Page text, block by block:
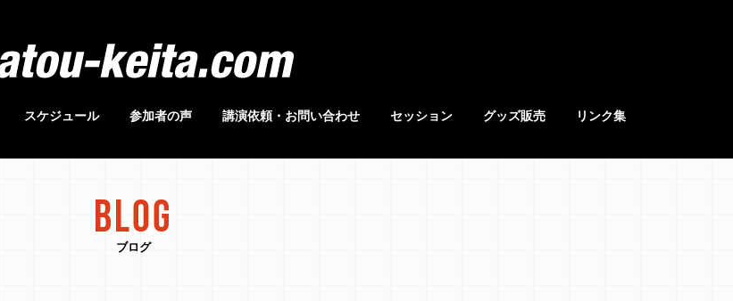
スケジュール 参加者の声 講演依頼・お問い合わせ セッション グッズ販売 リンク集
BLOG
ブログ